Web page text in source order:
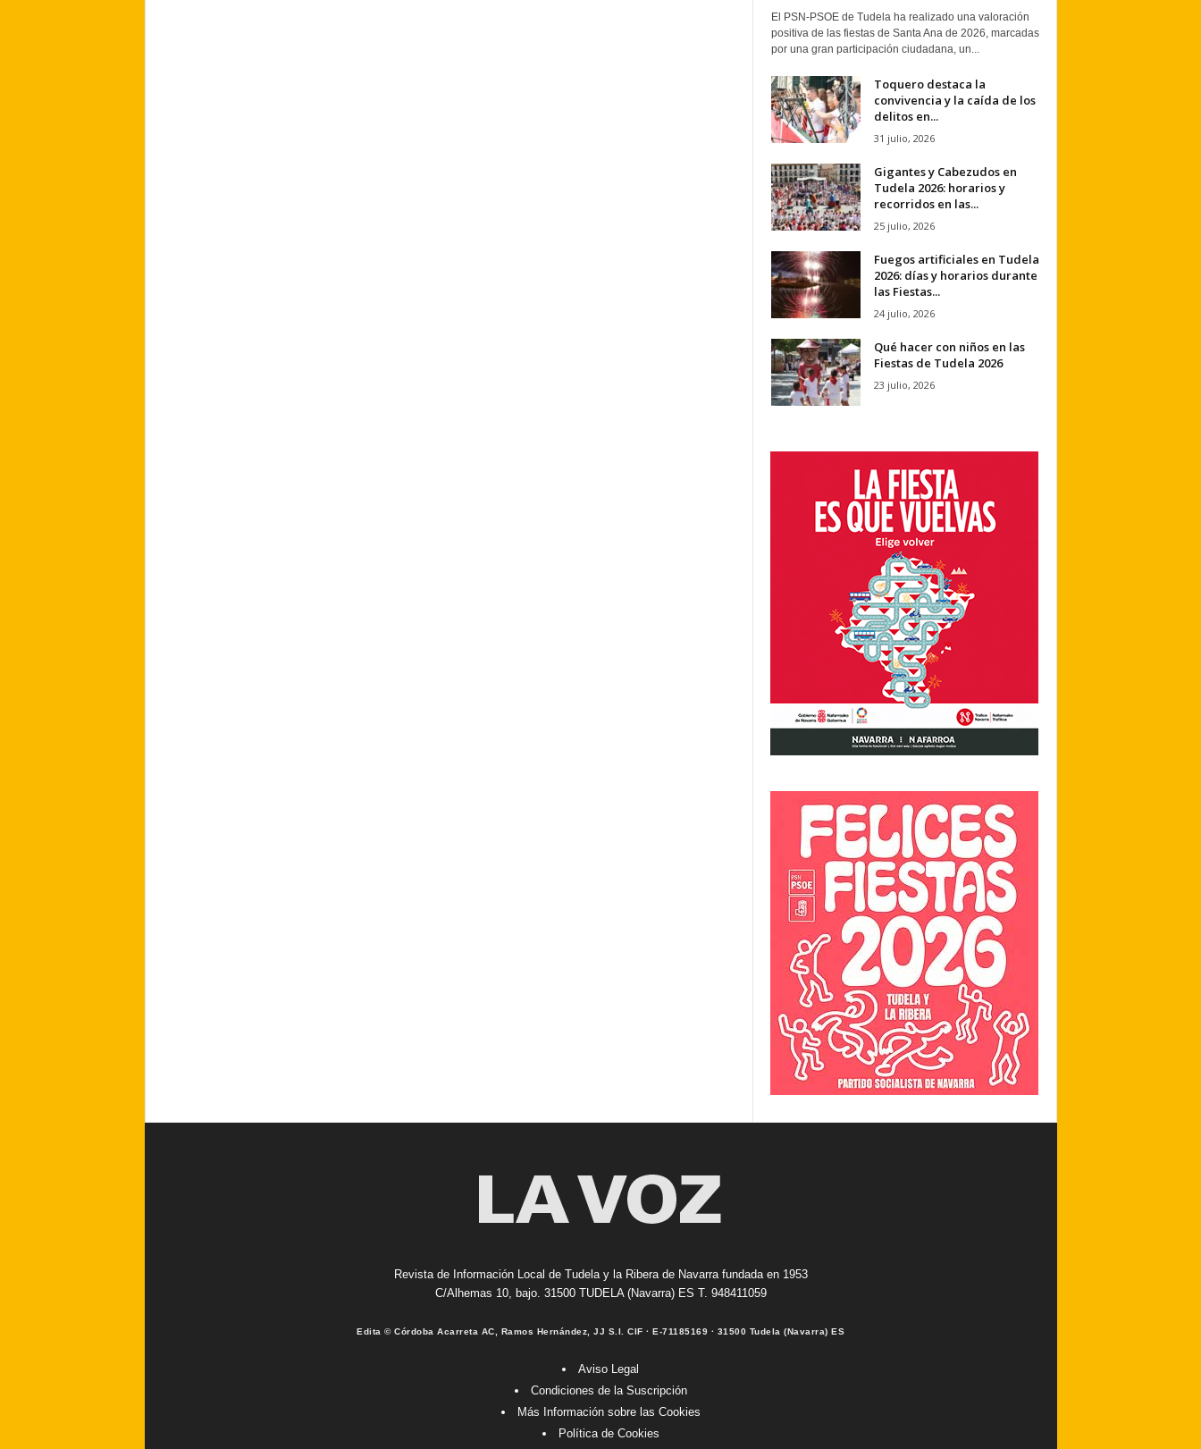
El PSN-PSOE de Tudela ha realizado una valoración
positiva de las fiestas de Santa Ana de 2026, marcadas
por una gran participación ciudadana, un...
Toquero destaca la
convivencia y la caída de los
delitos en...
31 julio, 2026
Gigantes y Cabezudos en
Tudela 2026: horarios y
recorridos en las...
25 julio, 2026
Fuegos artificiales en Tudela
2026: días y horarios durante
las Fiestas...
24 julio, 2026
Qué hacer con niños en las
Fiestas de Tudela 2026
23 julio, 2026
Revista de Información Local de Tudela y la Ribera de Navarra fundada en 1953
C/Alhemas 10, bajo. 31500 TUDELA (Navarra) ES T. 948411059
Edita © Córdoba Acarreta AC, Ramos Hernández, JJ S.I. CIF · E-71185169 · 31500 Tudela (Navarra) ES
Aviso Legal
Condiciones de la Suscripción
Más Información sobre las Cookies
Política de Cookies